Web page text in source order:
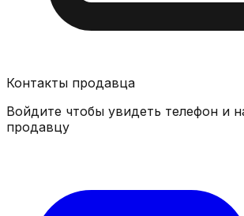
Контакты продавца
Войдите чтобы увидеть телефон и
продавцу